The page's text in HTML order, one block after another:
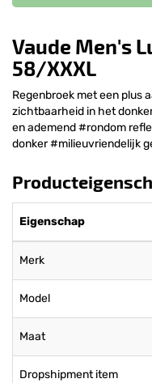
Vaude Men's
58/XXXL
Regenbroek met een plus
zichtbaarheid in het
en ademend #rondom
donker #milieuvriendelijk
Eigenschap
Merk
Model
Maat
Dropshipment item